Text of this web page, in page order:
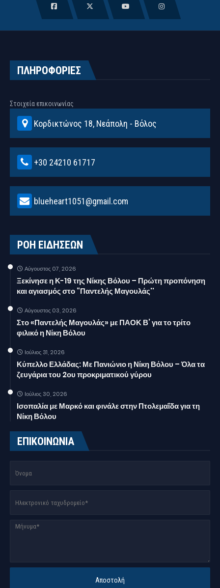
ΠΛΗΡΟΦΟΡΙΕΣ
Στοιχεία επικοινωνίας
Κορδικτώνος 18, Νεάπολη - Βόλος
+30 24210 61717
blueheart1051@gmail.com
ΡΟΗ ΕΙΔΗΣΕΩΝ
Αύγουστος 07, 2026
Ξεκίνησε η Κ-19 της Νίκης Βόλου – Πρώτη προπόνηση
και αγιασμός στο “Παντελής Μαγουλάς''
Αύγουστος 03, 2026
Στο «Παντελής Μαγουλάς» με ΠΑΟΚ Β’ για το τρίτο
φιλικό η Νίκη Βόλου
Ιούλιος 31, 2026
Κύπελλο Ελλάδας: Με Πανιώνιο η Νίκη Βόλου – Όλα τα
ζευγάρια του 2ου προκριματικού γύρου
Ιούλιος 30, 2026
Ισοπαλία με Μαρκό και φινάλε στην Πτολεμαΐδα για τη
Νίκη Βόλου
ΕΠΙΚΟΙΝΩΝΙΑ